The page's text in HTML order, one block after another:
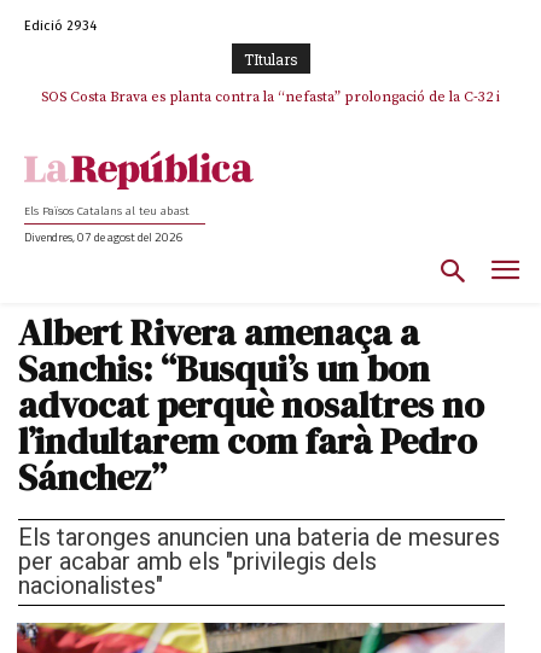
Edició 2934
TItulars
SOS Costa Brava es planta contra la “nefasta” prolongació de la C-32 i
Els Països Catalans al teu abast
Divendres, 07 de agost del 2026
Albert Rivera amenaça a
Sanchis: “Busqui’s un bon
advocat perquè nosaltres no
l’indultarem com farà Pedro
Sánchez”
Els taronges anuncien una bateria de mesures
per acabar amb els "privilegis dels
nacionalistes"